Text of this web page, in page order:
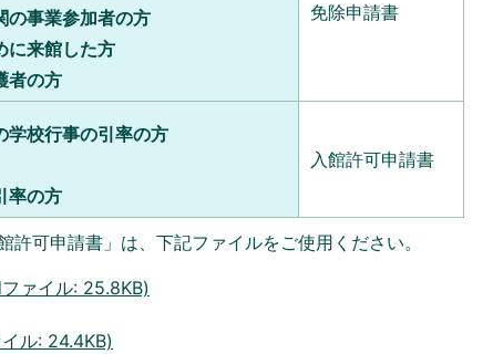
の事業参加者の方
に来館した方
者の方
免除申請書
学校行事の引率の方
率の方
入館許可申請書
許可申請書」は、下記ファイルをご使用ください。
ァイル: 25.8KB)
ル: 24.4KB)